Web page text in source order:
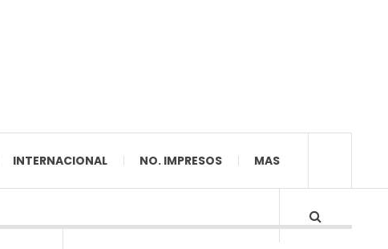
INTERNACIONAL NO. IMPRESOS MAS